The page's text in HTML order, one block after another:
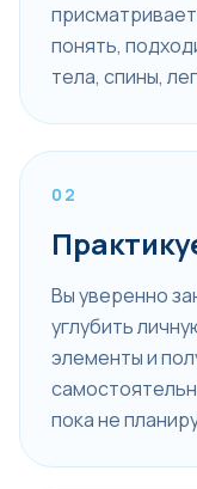
понять,
тела, спины,
02
Вы уверенно
углубить
элементы и
пока не